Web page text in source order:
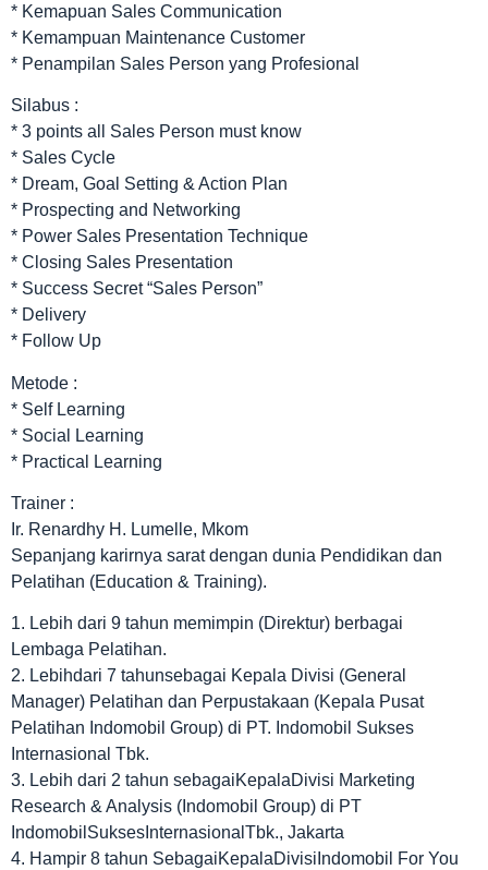
* Kemapuan Sales Communication
* Kemampuan Maintenance Customer
* Penampilan Sales Person yang Profesional
Silabus :
* 3 points all Sales Person must know
* Sales Cycle
* Dream, Goal Setting & Action Plan
* Prospecting and Networking
* Power Sales Presentation Technique
* Closing Sales Presentation
* Success Secret “Sales Person”
* Delivery
* Follow Up
Metode :
* Self Learning
* Social Learning
* Practical Learning
Trainer :
Ir. Renardhy H. Lumelle, Mkom
Sepanjang karirnya sarat dengan dunia Pendidikan dan
Pelatihan (Education & Training).
1. Lebih dari 9 tahun memimpin (Direktur) berbagai
Lembaga Pelatihan.
2. Lebihdari 7 tahunsebagai Kepala Divisi (General
Manager) Pelatihan dan Perpustakaan (Kepala Pusat
Pelatihan Indomobil Group) di PT. Indomobil Sukses
Internasional Tbk.
3. Lebih dari 2 tahun sebagaiKepalaDivisi Marketing
Research & Analysis (Indomobil Group) di PT
IndomobilSuksesInternasionalTbk., Jakarta
4. Hampir 8 tahun SebagaiKepalaDivisiIndomobil For You